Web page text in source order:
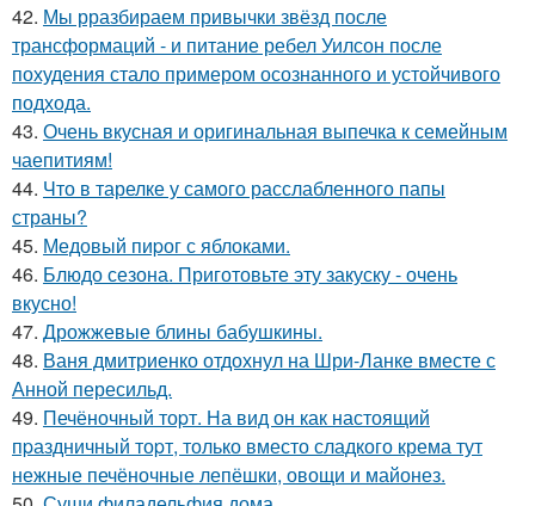
42. Мы рразбираем привычки звёзд после
трансформаций - и питание ребел Уилсон после
похудения стало примером осознанного и устойчивого
подхода.
43. Очень вкусная и оригинальная выпечка к семейным
чаепитиям!
44. Что в тарелке у самого расслабленного папы
страны?
45. Медовый пиpог с яблоками.
46. Блюдо сезона. Приготовьте эту закуску - очень
вкусно!
47. Дрожжевые блины бабушкины.
48. Ваня дмитриенко отдохнул на Шри-Ланке вместе с
Анной пересильд.
49. Печёночный тоpт. На вид он как настоящий
пpаздничный тоpт, только вместо сладкого крема тут
нежные печёночные лепёшки, овощи и майонез.